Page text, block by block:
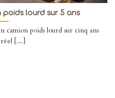
poids lourd sur 5 ans
camion poids lourd sur cinq ans
[...]